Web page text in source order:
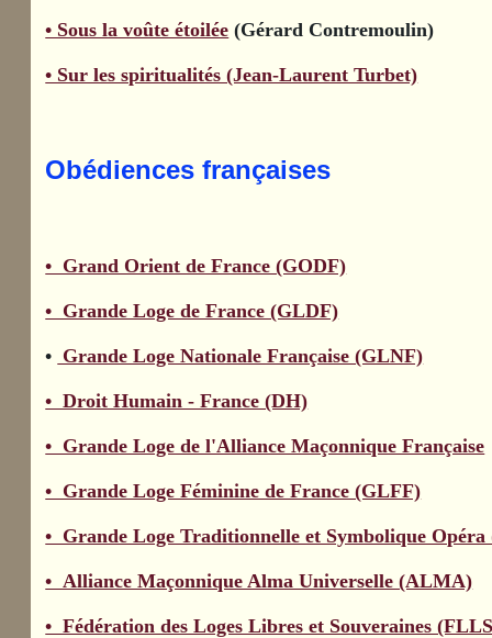
• Sous la voûte étoilée (Gérard Contremoulin)
• Sur les spiritualités (Jean-Laurent Turbet)
Obédiences françaises
• Grand Orient de France (GODF)
• Grande Loge de France (GLDF)
• Grande Loge Nationale Française (GLNF)
• Droit Humain - France (DH)
• Grande Loge de l'Alliance Maçonnique Française
• Grande Loge Féminine de France (GLFF)
• Grande Loge Traditionnelle et Symbolique Opéra
• Alliance Maçonnique Alma Universelle (ALMA)
• Fédération des Loges Libres et Souveraines